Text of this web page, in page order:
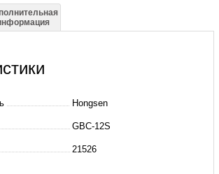
Hongsen
GBC-12S
21526